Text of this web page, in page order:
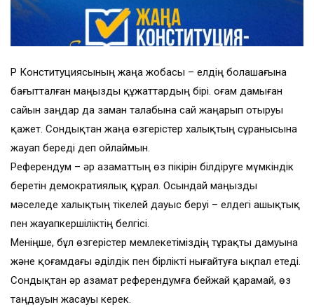
ҚР Конституциясының жаңа жобасы – елдің болашағына
бағытталған маңызды құжаттардың бірі. Қоғам дамыған
сайын заңдар да заман талабына сай жаңарып отыруы
қажет. Сондықтан жаңа өзгерістер халықтың сұранысына
жауап береді деп ойлаймын.
Референдум – әр азаматтың өз пікірін білдіруге мүмкіндік
беретін демократиялық құрал. Осындай маңызды
мәселеде халықтың тікелей дауыс беруі – елдегі ашықтық
пен жауапкершіліктің белгісі.
Меніңше, бұл өзгерістер мемлекетіміздің тұрақты дамуына
және қоғамдағы әділдік пен бірлікті нығайтуға ықпал етеді.
Сондықтан әр азамат референдумға бейжай қарамай, өз
таңдауын жасауы керек.